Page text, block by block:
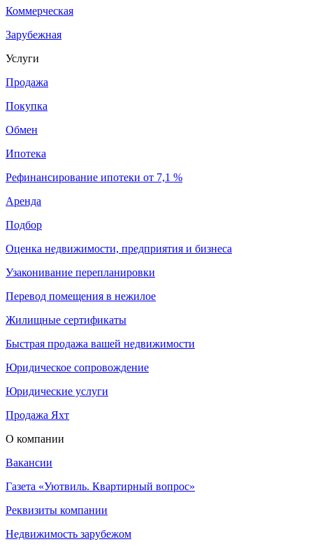
Коммерческая
Зарубежная
Услуги
Продажа
Покупка
Обмен
Ипотека
Рефинансирование ипотеки от 7,1 %
Аренда
Подбор
Оценка недвижимости, предприятия и бизнеса
Узаконивание перепланировки
Перевод помещения в нежилое
Жилищные сертификаты
Быстрая продажа вашей недвижимости
Юридическое сопровождение
Юридические услуги
Продажа Яхт
О компании
Вакансии
Газета «Уютвиль. Квартирный вопрос»
Реквизиты компании
Недвижимость зарубежом